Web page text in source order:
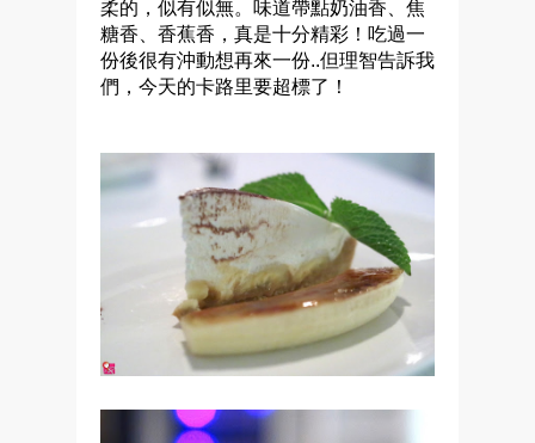
柔的，似有似無。味道帶點奶油香、焦
糖香、香蕉香，真是十分精彩！吃過一
份後很有沖動想再來一份..但理智告訴我
們，今天的卡路里要超標了！